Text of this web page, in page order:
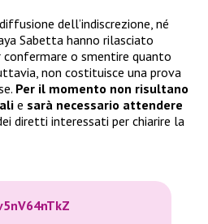
dell’indiscrezione, né
Sabetta hanno rilasciato
confermare o smentire quanto
non costituisce una prova
Per il momento non risultano
e sarà necessario attendere
diretti interessati per chiarire la